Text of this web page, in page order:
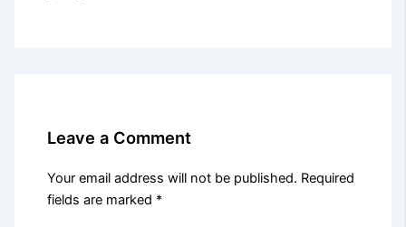
Leave a Comment
Your email address will not be published. Required
fields are marked *